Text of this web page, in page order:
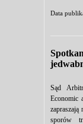
Data
Sąd
Economic
zapraszają
sporów